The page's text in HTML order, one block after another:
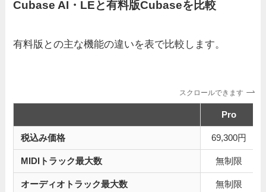
Cubase AI・LEと有料版Cubaseを比較
有料版との主な機能の違いを表で比較します。
スクロールできます
Pro
税込み価格 69,300円
MIDIトラック最大数 無制限
オーディオトラック最大数 無制限